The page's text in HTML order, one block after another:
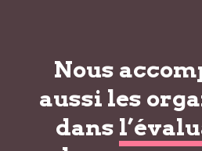
Nous
aussi les
dans